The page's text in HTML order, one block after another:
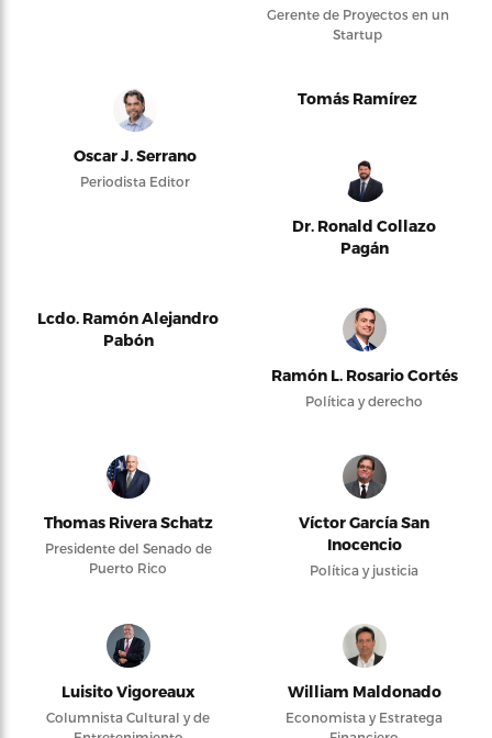
Gerente de Proyectos en un
Startup
Oscar J. Serrano
Periodista Editor
Tomás Ramírez
Dr. Ronald Collazo
Pagán
Lcdo. Ramón Alejandro
Pabón
Ramón L. Rosario Cortés
Política y derecho
Thomas Rivera Schatz
Presidente del Senado de
Puerto Rico
Víctor García San
Inocencio
Política y justicia
Luisito Vigoreaux
Columnista Cultural y de
William Maldonado
Economista y Estratega